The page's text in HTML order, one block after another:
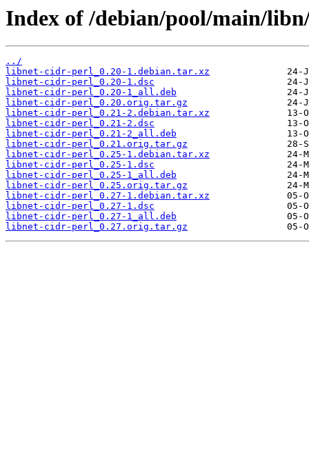
Index of /debian/pool/main/
../
libnet-cidr-perl_0.20-1.debian.tar.xz
libnet-cidr-perl_0.20-1.dsc
libnet-cidr-perl_0.20-1_all.deb
libnet-cidr-perl_0.20.orig.tar.gz
libnet-cidr-perl_0.21-2.debian.tar.xz
libnet-cidr-perl_0.21-2.dsc
libnet-cidr-perl_0.21-2_all.deb
libnet-cidr-perl_0.21.orig.tar.gz
libnet-cidr-perl_0.25-1.debian.tar.xz
libnet-cidr-perl_0.25-1.dsc
libnet-cidr-perl_0.25-1_all.deb
libnet-cidr-perl_0.25.orig.tar.gz
libnet-cidr-perl_0.27-1.debian.tar.xz
libnet-cidr-perl_0.27-1.dsc
libnet-cidr-perl_0.27-1_all.deb
libnet-cidr-perl_0.27.orig.tar.gz